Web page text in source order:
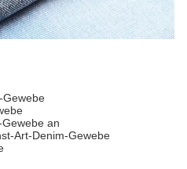
Gewebe
an
Art-Denim-Gewebe